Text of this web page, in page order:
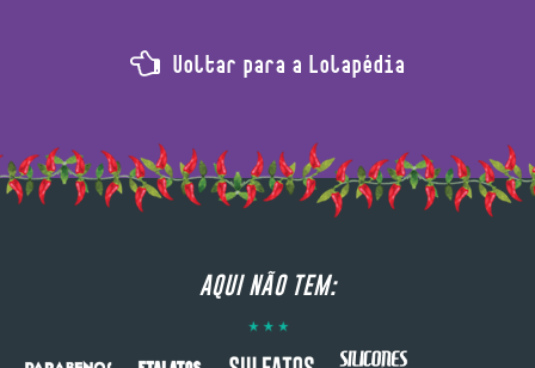
Voltar para a Lolapédia
AQUI NÃO TEM: